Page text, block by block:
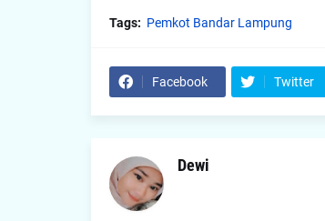
Tags: Pemkot Bandar Lampung
Facebook Twitter
Dewi